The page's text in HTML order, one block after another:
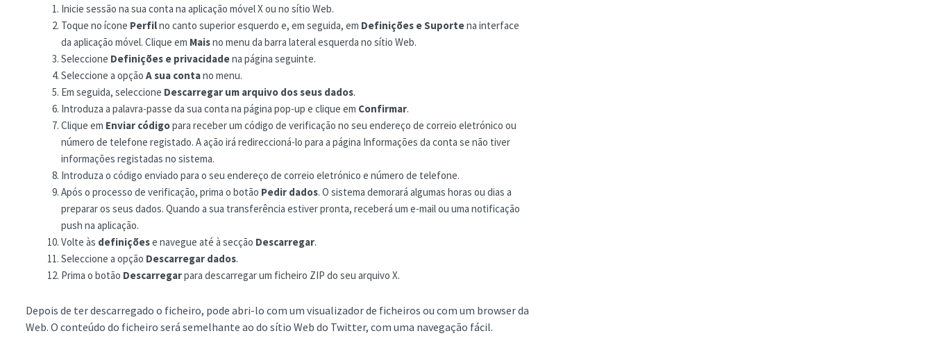
Inicie sessão na sua conta na aplicação móvel X ou no sítio Web.
Toque no ícone Perfilno canto superior esquerdo e, em seguida, em Definições e Suportena interface
da aplicação móvel. Clique em Maisno menu da barra lateral esquerda no sítio Web.
Seleccione Definições e privacidadena página seguinte.
Seleccione a opção A sua contano menu.
Em seguida, seleccione Descarregar um arquivo dos seus dados.
Introduza a palavra-passe da sua conta na página pop-up e clique em Confirmar.
Clique em Enviar códigopara receber um código de verificação no seu endereço de correio eletrónico ou
número de telefone registado. A ação irá redireccioná-lo para a página Informações da conta se não tiver
informações registadas no sistema.
Introduza o código enviado para o seu endereço de correio eletrónico e número de telefone.
Após o processo de verificação, prima o botão Pedir dados. O sistema demorará algumas horas ou dias a
preparar os seus dados. Quando a sua transferência estiver pronta, receberá um e-mail ou uma notificação
push na aplicação.
Volte às definiçõese navegue até à secção Descarregar.
Seleccione a opção Descarregar dados.
Prima o botão Descarregarpara descarregar um ficheiro ZIP do seu arquivo X.
Depois de ter descarregado o ficheiro, pode abri-lo com um visualizador de ficheiros ou com um browser da
Web. O conteúdo do ficheiro será semelhante ao do sítio Web do Twitter, com uma navegação fácil.